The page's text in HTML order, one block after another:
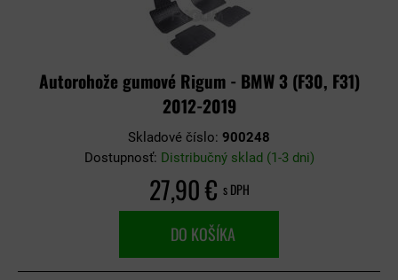
Autorohože gumové Rigum - BMW 3 (F30, F31)
2012-2019
Skladové číslo: 900248
Dostupnosť: Distribučný sklad (1-3 dni)
27,90 € s DPH
DO KOŠÍKA